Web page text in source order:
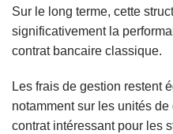
Sur le long terme, cette
significativement la
contrat bancaire classique.
Les frais de gestion restent
notamment sur les unités
contrat intéressant pour les